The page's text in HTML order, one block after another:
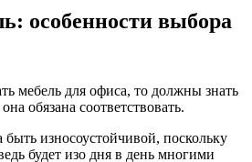
особенности выбора
мебель для офиса, то должны знать
обязана соответствовать.
износоустойчивой, поскольку
будет изо дня в день многими